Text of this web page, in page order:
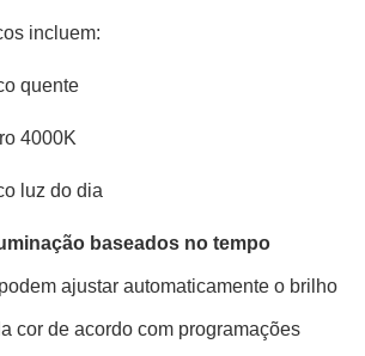
incluem:
quente
4000K
luz do dia
baseados no tempo
ajustar automaticamente o brilho
cor de acordo com programações